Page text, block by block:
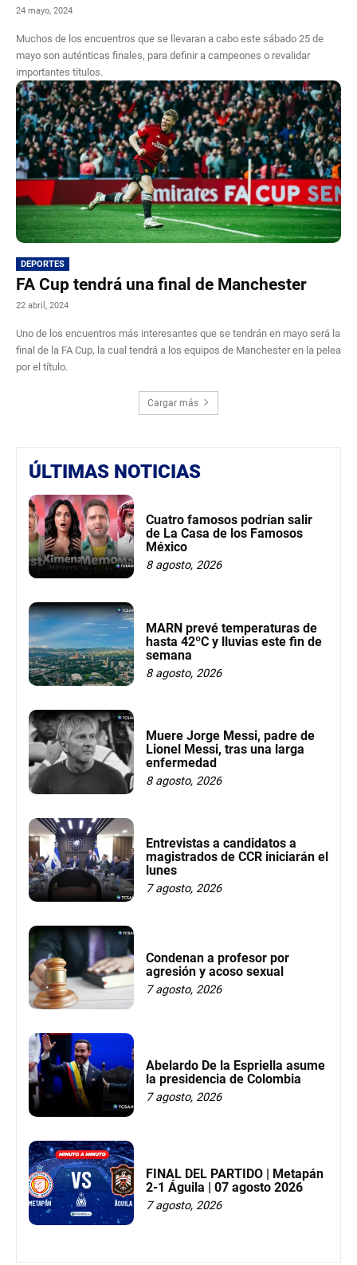
24 mayo, 2024
Muchos de los encuentros que se llevaran a cabo este sábado 25 de
mayo son auténticas finales, para definir a campeones o revalidar
importantes títulos.
DEPORTES
FA Cup tendrá una final de Manchester
22 abril, 2024
Uno de los encuentros más interesantes que se tendrán en mayo será la
final de la FA Cup, la cual tendrá a los equipos de Manchester en la pelea
por el título.
Cargar más
ÚLTIMAS NOTICIAS
Cuatro famosos podrían salir
de La Casa de los Famosos
México
8 agosto, 2026
MARN prevé temperaturas de
hasta 42ºC y lluvias este fin de
semana
8 agosto, 2026
Muere Jorge Messi, padre de
Lionel Messi, tras una larga
enfermedad
8 agosto, 2026
Entrevistas a candidatos a
magistrados de CCR iniciarán el
lunes
7 agosto, 2026
Condenan a profesor por
agresión y acoso sexual
7 agosto, 2026
Abelardo De la Espriella asume
la presidencia de Colombia
7 agosto, 2026
FINAL DEL PARTIDO | Metapán
2-1 Águila | 07 agosto 2026
7 agosto, 2026